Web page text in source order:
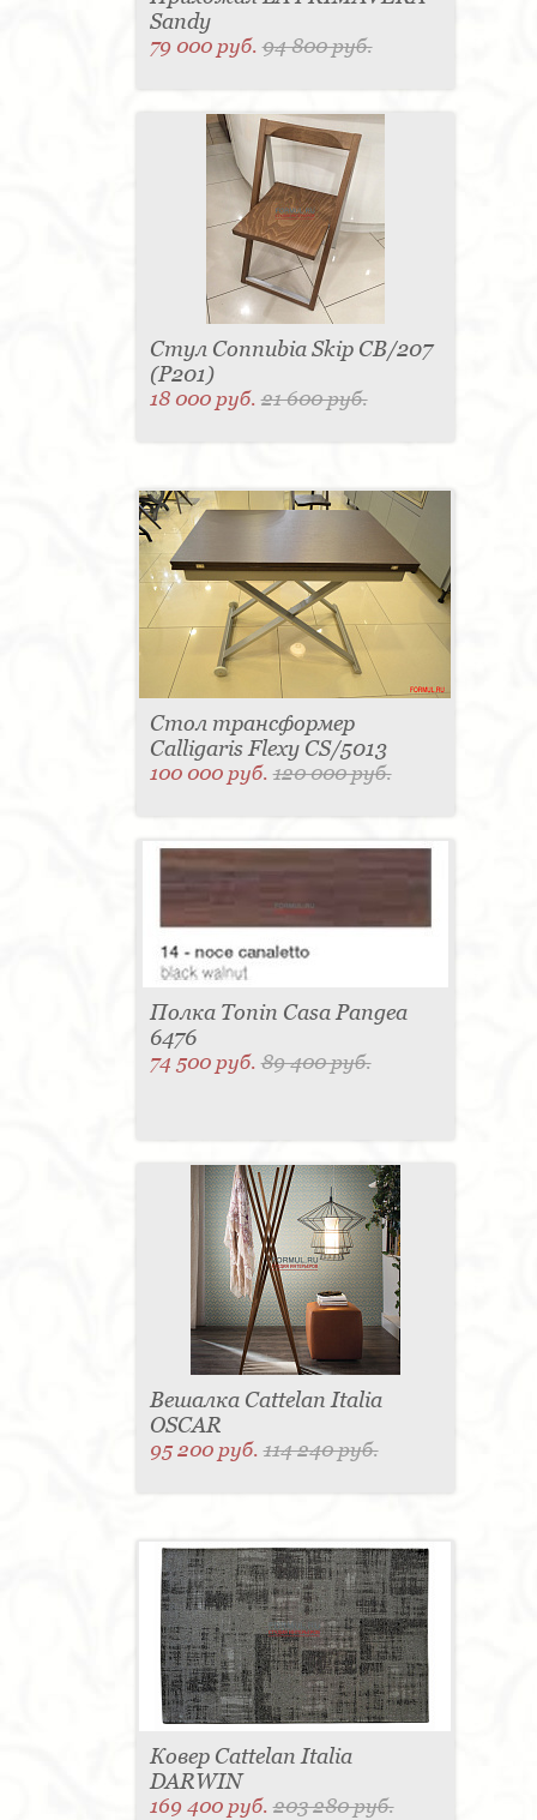
Sandy
79 000 руб.94 800 руб.
Стул Connubia Skip CB/207
(Р201)
18 000 руб.21 600 руб.
Стол трансформер
Calligaris Flexy CS/5013
100 000 руб.120 000 руб.
Полка Tonin Casa Pangea
6476
74 500 руб.89 400 руб.
Вешалка Cattelan Italia
OSCAR
95 200 руб.114 240 руб.
Ковер Cattelan Italia
DARWIN
169 400 руб.203 280 руб.